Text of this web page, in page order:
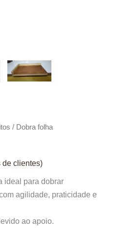
/ Dobra folha
clientes)
ideal para dobrar
agilidade, praticidade e
ao apoio.